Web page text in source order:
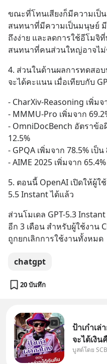
ขณะที่โทนเสียงก็มีความเป็
สนทนาที่มีความเป็นมนุษย์
ถึงง่าย และลดการใช้อีโมจิ
สนทนาที่คนส่วนใหญ่อาจไ
4. ส่วนในด้านผลการทดสอ
จะได้คะแนน เมื่อเทียบกับ
- CharXiv-Reasoning เพิ่มจ
- MMMU-Pro เพิ่มจาก
- OmniDocBench อัตราข้อ
12.5%
- GPQA เพิ่มจาก 78.5% เป็น
- AIME 2025 เพิ่มจาก
5. ตอนนี้ OpenAI เปิดให้ผู้ใ
5.5 Instant ได้แล้ว
ส่วนโมเดล GPT-5.3
อีก 3 เดือน สำหรับผู้ใช้งาน
ถูกยกเลิกการใช้งานทั้งหมด
chatgpt
20 บันทึก
ป้าเก๋าเล่
จะได้เงิ
วิยะดา แ
บูสต์โดย